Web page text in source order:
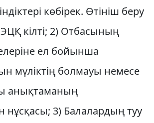
көбірек. Өтініш беру
ЭЦҚ кілті; 2) Отбасының
ел бойынша
мүліктің болмауы немесе
анықтаманың
нұсқасы; 3) Балалардың туу